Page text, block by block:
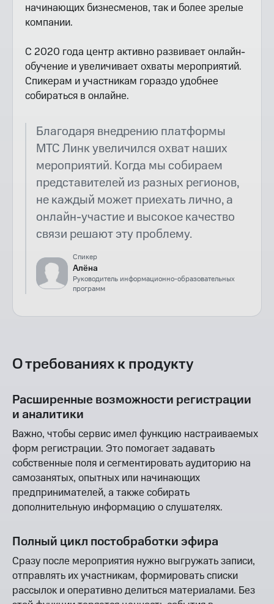
начинающих бизнесменов, так и более зрелые
компании.
С 2020 года центр активно развивает онлайн-
обучение и увеличивает охваты мероприятий.
Спикерам и участникам гораздо удобнее
собираться в онлайне.
Благодаря внедрению платформы
МТС Линк увеличился охват наших
мероприятий. Когда мы собираем
представителей из разных регионов,
не каждый может приехать лично, а
онлайн-участие и высокое качество
связи решают эту проблему.
Спикер
Алёна
Руководитель информационно-образовательных
программ
О требованиях к продукту
Расширенные возможности регистрации
и аналитики
Важно, чтобы сервис имел функцию настраиваемых
форм регистрации. Это помогает задавать
собственные поля и сегментировать аудиторию на
самозанятых, опытных или начинающих
предпринимателей, а также собирать
дополнительную информацию о слушателях.
Полный цикл постобработки эфира
Сразу после мероприятия нужно выгружать записи,
отправлять их участникам, формировать списки
рассылок и оперативно делиться материалами. Без